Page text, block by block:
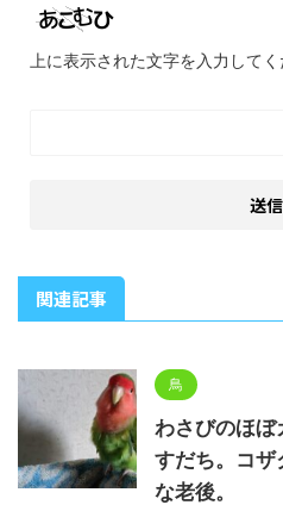
上に表示された文字を入力してく
関連記事
鳥
わさびのほぼ
すだち。コザ
な老後。